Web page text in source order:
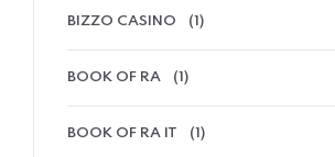
BIZZO CASINO (1)
BOOK OF RA (1)
BOOK OF RA IT (1)